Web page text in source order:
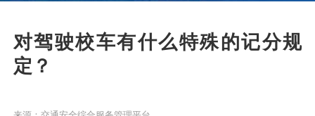
对驾驶校车有什么特殊的记分规
定？